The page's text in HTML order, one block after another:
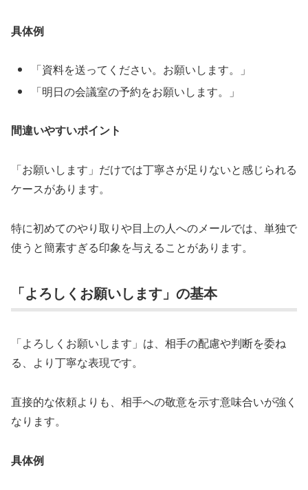
具体例
「資料を送ってください。お願いします。」
「明日の会議室の予約をお願いします。」
間違いやすいポイント
「お願いします」だけでは丁寧さが足りないと感じられる
ケースがあります。
特に初めてのやり取りや目上の人へのメールでは、単独で
使うと簡素すぎる印象を与えることがあります。
「よろしくお願いします」の基本
「よろしくお願いします」は、相手の配慮や判断を委ね
る、より丁寧な表現です。
直接的な依頼よりも、相手への敬意を示す意味合いが強く
なります。
具体例